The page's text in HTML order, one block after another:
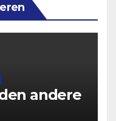
andere